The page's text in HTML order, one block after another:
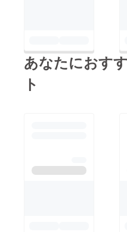
あなたにおす
ト